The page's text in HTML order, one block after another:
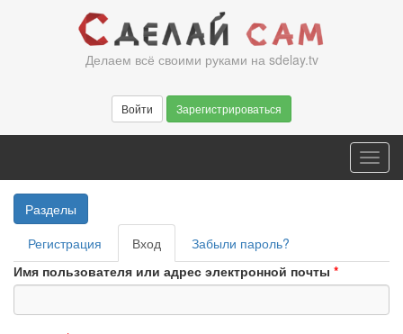
Делаем всё своими руками на sdelay.tv
Войти Зарегистрироваться
Разделы
Главные
вкладки
Регистрация Вход (активная
вкладка)
Забыли пароль?
Имя пользователя или адрес электронной почты *